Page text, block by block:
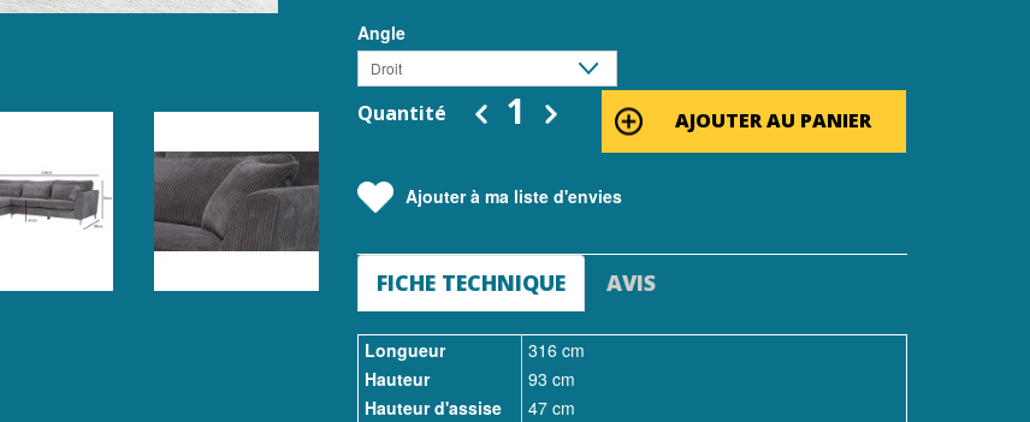
Angle
Droit
Quantité AJOUTER AU PANIER
Ajouter à ma liste d'envies
FICHE TECHNIQUE AVIS
Longueur
316 cm
Hauteur
93 cm
Hauteur d'assise
47 cm